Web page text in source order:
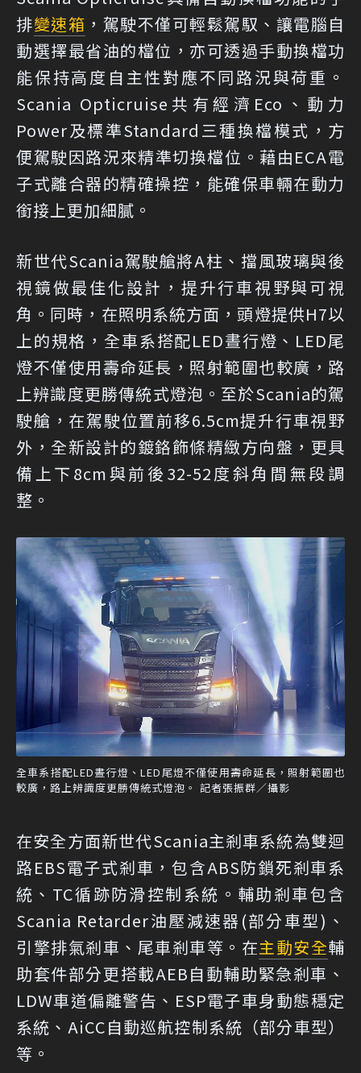
排變速箱 ，駕駛不僅可輕鬆駕馭、讓電腦自
動選擇最省油的檔位，亦可透過手動換檔功
能保持高度自主性對應不同路況與荷重。
Scania Opticruise共有經濟Eco、動力
Power及標準Standard三種換檔模式，方
便駕駛因路況來精準切換檔位。藉由ECA電
子式離合器的精確操控，能確保車輛在動力
銜接上更加細膩。
新世代Scania駕駛艙將A柱、擋風玻璃與後
視鏡做最佳化設計，提升行車視野與可視
角。同時，在照明系統方面，頭燈提供H7以
上的規格，全車系搭配LED晝行燈、LED尾
燈不僅使用壽命延長，照射範圍也較廣，路
上辨識度更勝傳統式燈泡。至於Scania的駕
駛艙，在駕駛位置前移6.5cm提升行車視野
外，全新設計的鍍鉻飾條精緻方向盤，更具
備上下8cm與前後32-52度斜角間無段調
整。
全車系搭配LED晝行燈、LED尾燈不僅使用壽命延長，照射範圍也
較廣，路上辨識度更勝傳統式燈泡。 記者張振群／攝影
在安全方面新世代Scania主剎車系統為雙迴
路EBS電子式剎車，包含ABS防鎖死剎車系
統、TC循跡防滑控制系統。輔助剎車包含
Scania Retarder油壓減速器(部分車型)、
引擎排氣剎車、尾車剎車等。在主動安全輔
助套件部分更搭載AEB自動輔助緊急剎車、
LDW車道偏離警告、ESP電子車身動態穩定
系統、AiCC自動巡航控制系統（部分車型）
等。